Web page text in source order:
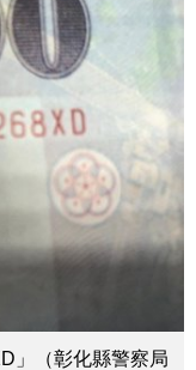
」（彰化縣警察局